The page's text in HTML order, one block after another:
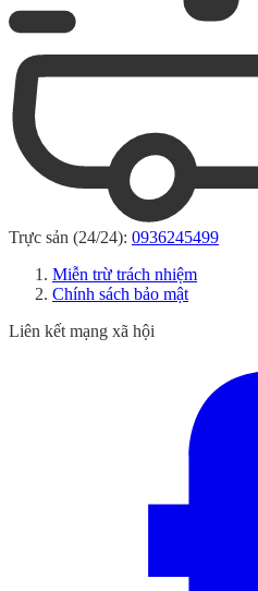
Trực sản (24/24): 0936245499
Miễn trừ trách nhiệm
Chính sách bảo mật
Liên kết mạng xã hội